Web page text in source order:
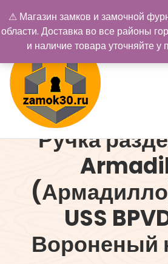
содержимому
Ручка
USS
Вороненый
⚠ Магазин замков и замочной
области. Доставка во все районы
и наличие товара уточняйте у